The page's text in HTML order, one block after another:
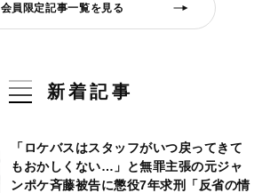
会員限定記事一覧を見る
新着記事
「ロケバスはスタッフがいつ戻ってきて
もおかしくない…」と無罪主張の元ジャ
ンポケ斉藤被告に懲役7年求刑「反省の情